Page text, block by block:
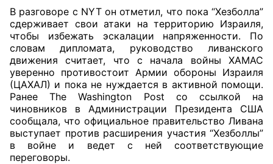
В разговоре с NYT он отметил, что пока “Хезболла”
сдерживает свои атаки на территорию Израиля,
чтобы избежать эскалации напряженности. По
словам дипломата, руководство ливанского
движения считает, что с начала войны ХАМАС
уверенно противостоит Армии обороны Израиля
(ЦАХАЛ) и пока не нуждается в активной помощи.
Ранее The Washington Post со ссылкой на
чиновников в Администрации Президента США
сообщала, что официальное правительство Ливана
выступает против расширения участия “Хезболлы”
в войне и ведет с ней соответствующие
переговоры.